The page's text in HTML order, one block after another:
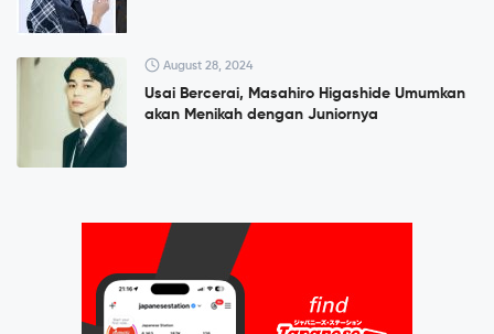
August 28, 2024
Usai Bercerai, Masahiro Higashide Umumkan
akan Menikah dengan Juniornya